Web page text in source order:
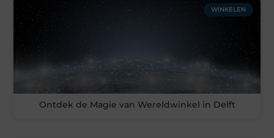
WINKELEN
Ontdek de Magie van Wereldwinkel in Delft